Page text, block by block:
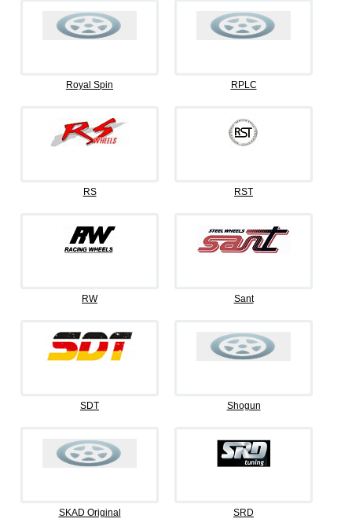
Royal Spin RPLC
RS RST
RW Sant
SDT Shogun
SKAD Original SRD